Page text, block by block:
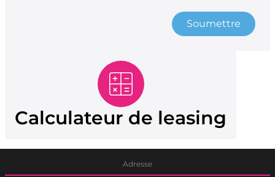
Soumettre
Calculateur de leasing
Adresse